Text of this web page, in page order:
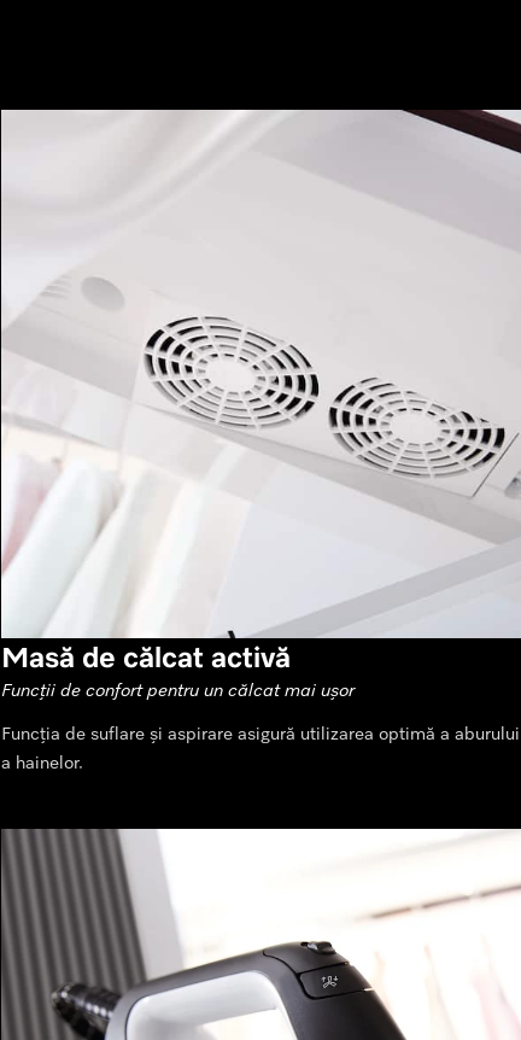
Masă de călcat activă
Funcții de confort pentru un călcat mai ușor
Funcția de suflare și aspirare asigură utilizarea optimă a
a hainelor.